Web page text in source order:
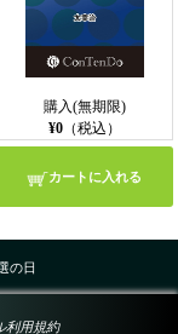
購入(無期限)
¥0（税込）
カートに入れる
の日
利用規約